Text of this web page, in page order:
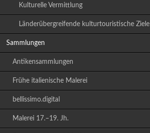
Kulturelle Vermittlung
Länderübergreifende kulturtouristische Ziele
Sammlungen
Antikensammlungen
Frühe italienische Malerei
bellissimo.digital
Malerei 17.–19. Jh.